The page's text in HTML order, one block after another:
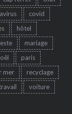
covid
hôtel
mariage
paris
mer
recyclage
voiture